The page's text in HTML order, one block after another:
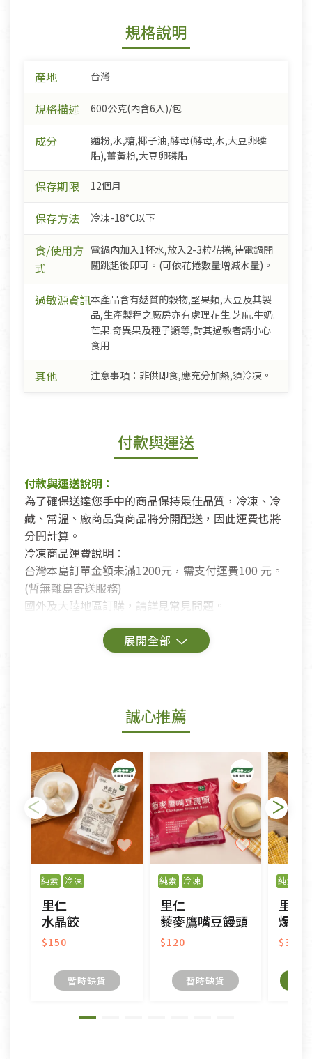
規格說明
產地 台灣
規格描述 600公克(內含6入)/包
成分
麵粉,水,糖,椰子油,酵母(酵母,水,大豆卵磷
脂),薑黃粉,大豆卵磷脂
保存期限 12個月
保存方法 冷凍-18°C以下
食/使用方
式
電鍋內加入1杯水,放入2-3粒花捲,待電鍋開
關跳起後即可。(可依花捲數量增減水量)。
過敏源資訊本產品含有麩質的穀物,堅果類,大豆及其製
品,生產製程之廠房亦有處理花生.芝麻.牛奶.
芒果.奇異果及種子類等,對其過敏者請小心
食用
其他 注意事項：非供即食,應充分加熱,須冷凍。
付款與運送
付款與運送說明：
為了確保送達您手中的商品保持最佳品質，冷凍、冷
藏、常溫、廠商品貨商品將分開配送，因此運費也將
分開計算。
冷凍商品運費說明：
台灣本島訂單金額未滿1200元，需支付運費100 元。
(暫無離島寄送服務)
國外及大陸地區訂購，請詳見常見問題。
鑑賞期商品說明：
若您購買的商品有下列「不適用七天鑑賞期商品」情
形者，除商品瑕疵以外，恕不接受退換貨.
依消保法之規定提供該商品七天免費鑑賞期(含例假
日)的服務，原則上若商品未經使用或被汙損(除商品
瑕疵)，一般皆可申請退換貨。
不適用七天鑑賞期商品：
以數位或電磁紀錄形式儲存之商品、易於變質或損壞
之商品、以及性質上無法或不適合退換之商品：如
CD、VCD、DVD、電腦軟體，若產品瑕疵無法讀取僅
接受原片換新。
衣飾鞋類-如T恤，如於送達後水洗或污損者。
美容保養用品、內衣褲、襪子、口罩等私人消耗性產
內衣褲、襪子、口罩個人衛生用品除商品本身有瑕疵
外,依據《通訊交易解除權合理例外情事適用準
誠心推薦
純素 冷凍
里仁
水晶餃
$150
暫時缺貨
純素 冷凍
里仁
藜麥鷹嘴豆饅頭
$120
暫時缺貨
純素
里仁
爆汁
$380